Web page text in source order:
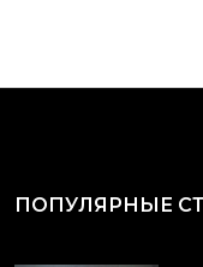
ПОПУЛЯРНЫЕ